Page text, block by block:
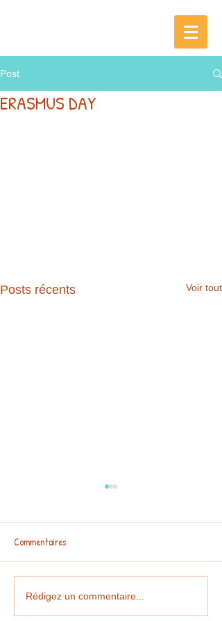
Post
ERASMUS DAY
Posts récents Voir tout
100e JOUR D'ECOLE
Commentaires
Rédigez un commentaire...